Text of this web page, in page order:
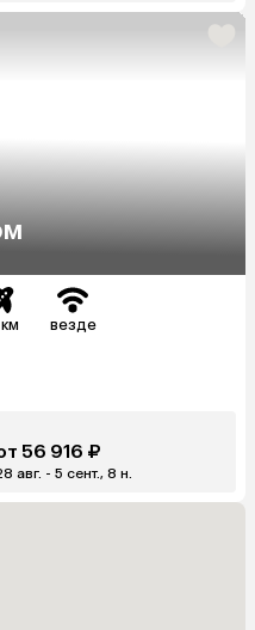
везде
56 916 ₽
авг. - 5 сент., 8 н.